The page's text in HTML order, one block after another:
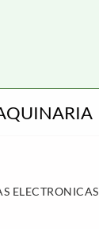
ELECTRONICAS